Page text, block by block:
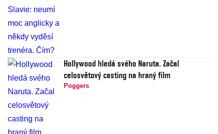
Hollywood hledá svého Naruta. Začal
celosvětový casting na hraný film
Poggers